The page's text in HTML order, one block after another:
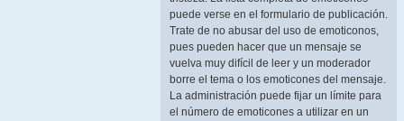
puede verse en el formulario de publicación.
Trate de no abusar del uso de emoticonos,
pues pueden hacer que un mensaje se
vuelva muy difícil de leer y un moderador
borre el tema o los emoticones del mensaje.
La administración puede fijar un límite para
el número de emoticones a utilizar en un